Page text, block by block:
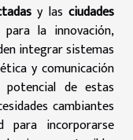
y lasciudades
la innovación,
integrar sistemas
y comunicación
potencial de estas
cambiantes
para incorporarse